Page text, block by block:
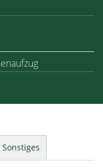
Sonstiges